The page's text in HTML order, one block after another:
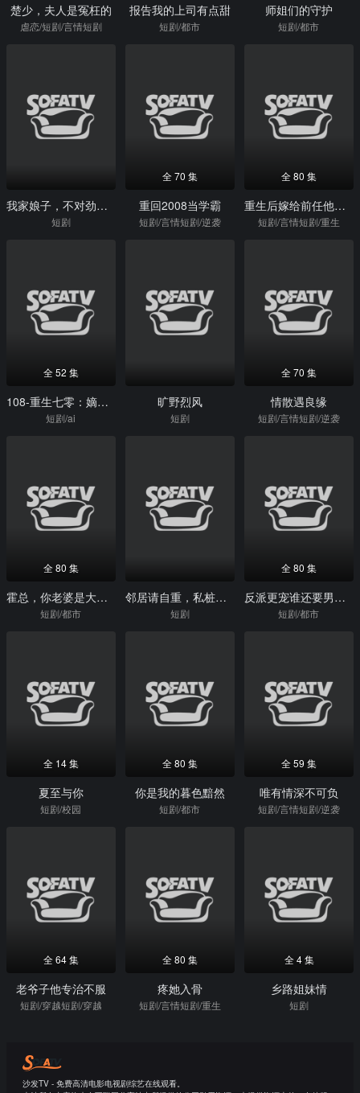
楚少，夫人是冤枉的
虐恋/短剧/言情短剧
报告我的上司有点甜
短剧/都市
师姐们的守护
短剧/都市
我家娘子，不对劲第三季
短剧
全 70 集
重回2008当学霸
短剧/言情短剧/逆袭
全 80 集
重生后嫁给前任他三叔
短剧/言情短剧/重生
全 52 集
108-重生七零：嫡姐要换嫁我奉陪到底（52集）Ai短剧
短剧/ai
旷野烈风
短剧
全 70 集
情散遇良缘
短剧/言情短剧/逆袭
全 80 集
霍总，你老婆是大祭司
短剧/都市
邻居请自重，私桩不外借
短剧
全 80 集
反派更宠谁还要男主啊
短剧/都市
全 14 集
夏至与你
短剧/校园
全 80 集
你是我的暮色黯然
短剧/都市
全 59 集
唯有情深不可负
短剧/言情短剧/逆袭
全 64 集
老爷子他专治不服
短剧/穿越短剧/穿越
全 80 集
疼她入骨
短剧/言情短剧/重生
全 4 集
乡路姐妹情
短剧
沙发TV - 免费高清电影电视剧综艺在线观看。